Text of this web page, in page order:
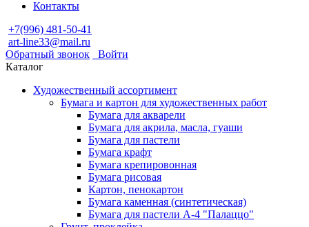
Контакты
+7(996) 481-50-41
art-line33@mail.ru
Обратный звонок
Войти
Каталог
Художественный ассортимент
Бумага и картон для художественных работ
Бумага для акварели
Бумага для акрила, масла, гуаши
Бумага для пастели
Бумага крафт
Бумага крепировонная
Бумага рисовая
Картон, пенокартон
Бумага каменная (синтетическая)
Бумага для пастели А-4 "Палаццо"